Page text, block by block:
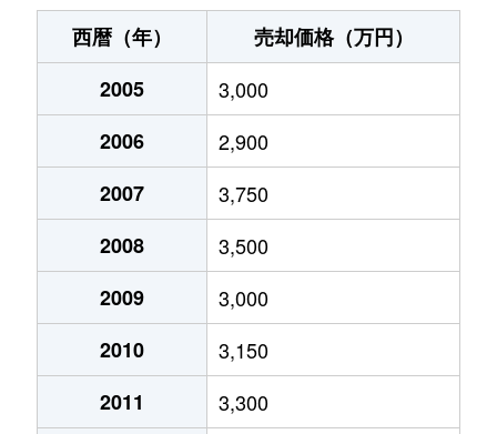
港南
2,000万円 港南中央
徒歩9分
3,900万円
1,800万円
2,700万円
3,500万円
1,800万円
3,900万円
2,400万円
西暦（年）
売却価格（万円）
2005
3,000
2006
2,900
2007
3,750
2008
3,500
2009
3,000
2010
3,150
2011
3,300